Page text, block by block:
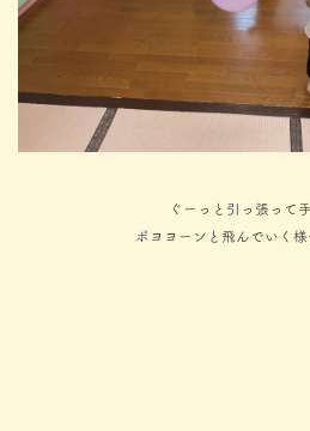
ぐーっと引っ張って
ポヨヨーンと飛んでいく様